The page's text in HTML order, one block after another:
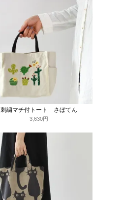
刺繍マチ付トート さぼてん
3,630円